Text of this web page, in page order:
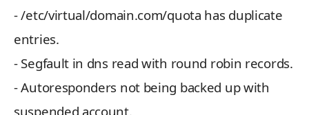
- /etc/virtual/domain.com/quota has duplicate
entries.
- Segfault in dns read with round robin records.
- Autoresponders not being backed up with
suspended account.